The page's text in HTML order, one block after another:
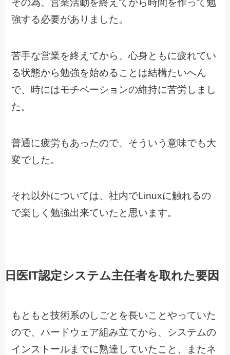
その為、営業活動を終えてから時間を作って勉
強する必要がありました。
苦手な営業を終えてから、心身ともに疲れてい
る状態から勉強を始めることは結構たいへん
で、時にはモチベーションの維持に苦労しまし
た。
普通に疲労もあったので、そういう意味でも大
変でした。
それ以外については、社内でLinuxに触れるの
で楽しく勉強出来ていたと思います。
日医IT認定システム主任者を取れた要因
もともと技術系のしごとを長いことやっていた
ので、ハードウェア組み立てから、システムの
インストールまでに熟達していたこと、またネ